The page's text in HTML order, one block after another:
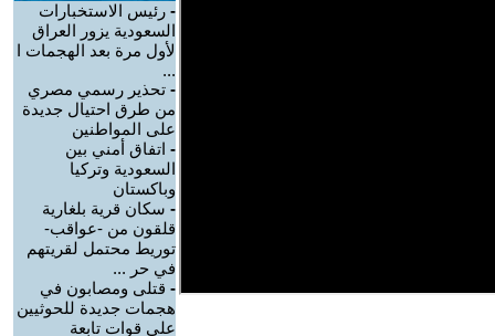
- رئيس الاستخبارات
السعودية يزور العراق
لأول مرة بعد الهجمات ا
...
- تحذير رسمي مصري
من طرق احتيال جديدة
على المواطنين
- اتفاق أمني بين
السعودية وتركيا
وباكستان
- سكان قرية بلغارية
قلقون من -عواقب-
توريط محتمل لقريتهم
في حر ...
- قتلى ومصابون في
هجمات جديدة للحوثيين
على قوات تابعة